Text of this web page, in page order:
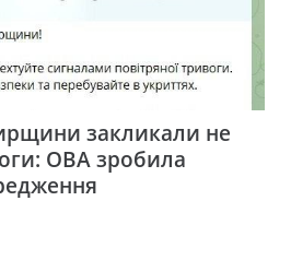
закликали не
ОВА зробила